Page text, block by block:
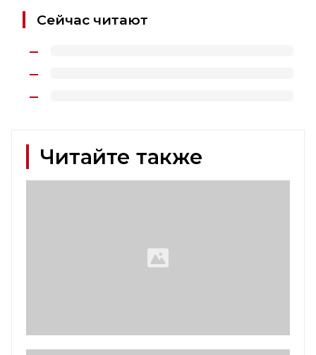
Сейчас читают
Читайте также